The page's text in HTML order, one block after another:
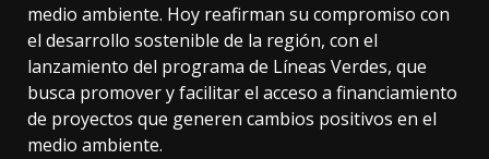
medio ambiente. Hoy reafirman su compromiso con
el desarrollo sostenible de la región, con el
lanzamiento del programa de Líneas Verdes, que
busca promover y facilitar el acceso a financiamiento
de proyectos que generen cambios positivos en el
medio ambiente.